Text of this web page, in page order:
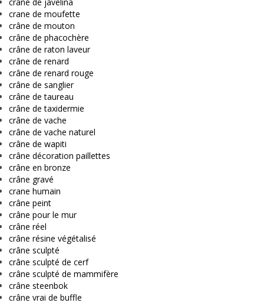
crane de moufette
crâne de mouton
crâne de phacochère
crâne de raton laveur
crâne de renard
crâne de renard rouge
crâne de sanglier
crâne de taureau
crâne de taxidermie
crâne de vache
crâne de vache naturel
crâne de wapiti
crâne décoration paillettes
crâne en bronze
crâne gravé
crane humain
crâne peint
crâne pour le mur
crâne réel
crâne résine végétalisé
crâne sculpté
crâne sculpté de cerf
crâne sculpté de mammifère
crâne steenbok
crâne vrai de buffle